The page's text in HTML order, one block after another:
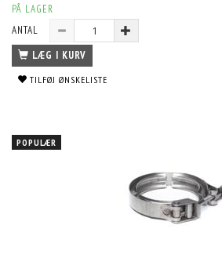
PÅ LAGER
ANTAL
LÆG I KURV
TILFØJ ØNSKELISTE
POPULÆR